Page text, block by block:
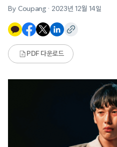
By Coupang · 2023년 12월 14일
PDF 다운로드